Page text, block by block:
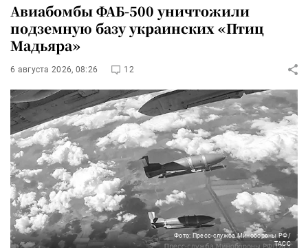
Авиабомбы ФАБ-500 уничтожили
подземную базу украинских «Птиц
Мадьяра»
6 августа 2026, 08:26 12
Фото: Пресс-служба Минобороны РФ/
ТАСС